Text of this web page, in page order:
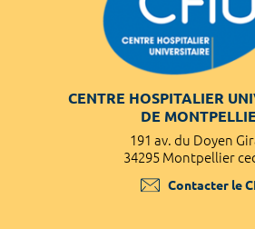
CENTRE HOSPITALIER
DE
191 av. du Doyen
34295 Montpellier
Contacter le